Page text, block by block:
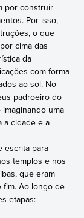
por construir
Por isso,
o que
cima das
da
com forma
ao sol. No
padroeiro do
uma
a cidade e a
escrita para
templos e nos
que eram
fim. Ao longo de
etapas: